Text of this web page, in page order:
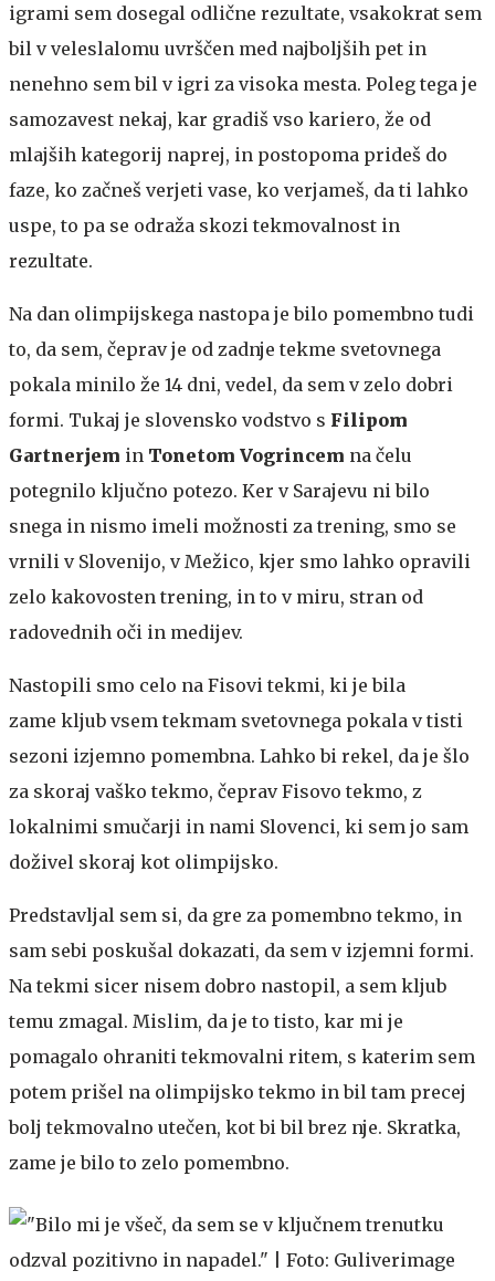
igrami sem dosegal odlične rezultate, vsakokrat sem
bil v veleslalomu uvrščen med najboljših pet in
nenehno sem bil v igri za visoka mesta. Poleg tega je
samozavest nekaj, kar gradiš vso kariero, že od
mlajših kategorij naprej, in postopoma prideš do
faze, ko začneš verjeti vase, ko verjameš, da ti lahko
uspe, to pa se odraža skozi tekmovalnost in
rezultate.
Na dan olimpijskega nastopa je bilo pomembno tudi
to, da sem, čeprav je od zadnje tekme svetovnega
pokala minilo že 14 dni, vedel, da sem v zelo dobri
formi. Tukaj je slovensko vodstvo s Filipom
Gartnerjem in Tonetom Vogrincem na čelu
potegnilo ključno potezo. Ker v Sarajevu ni bilo
snega in nismo imeli možnosti za trening, smo se
vrnili v Slovenijo, v Mežico, kjer smo lahko opravili
zelo kakovosten trening, in to v miru, stran od
radovednih oči in medijev.
Nastopili smo celo na Fisovi tekmi, ki je bila
zame kljub vsem tekmam svetovnega pokala v tisti
sezoni izjemno pomembna. Lahko bi rekel, da je šlo
za skoraj vaško tekmo, čeprav Fisovo tekmo, z
lokalnimi smučarji in nami Slovenci, ki sem jo sam
doživel skoraj kot olimpijsko.
Predstavljal sem si, da gre za pomembno tekmo, in
sam sebi poskušal dokazati, da sem v izjemni formi.
Na tekmi sicer nisem dobro nastopil, a sem kljub
temu zmagal. Mislim, da je to tisto, kar mi je
pomagalo ohraniti tekmovalni ritem, s katerim sem
potem prišel na olimpijsko tekmo in bil tam precej
bolj tekmovalno utečen, kot bi bil brez nje. Skratka,
zame je bilo to zelo pomembno.